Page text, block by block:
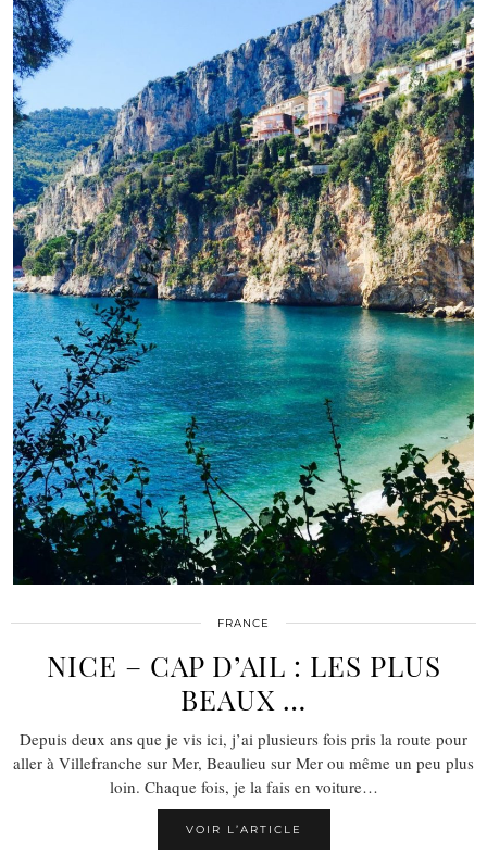
FRANCE
NICE – CAP D’AIL : LES PLUS
BEAUX …
Depuis deux ans que je vis ici, j’ai plusieurs fois pris la route pour
aller à Villefranche sur Mer, Beaulieu sur Mer ou même un peu plus
loin. Chaque fois, je la fais en voiture…
VOIR L’ARTICLE